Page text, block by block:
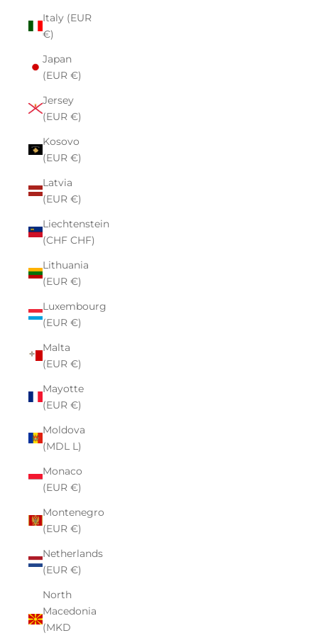
Italy (EUR
€)
Japan
(EUR €)
Jersey
(EUR €)
Kosovo
(EUR €)
Latvia
(EUR €)
Liechtenstein
(CHF CHF)
Lithuania
(EUR €)
Luxembourg
(EUR €)
Malta
(EUR €)
Mayotte
(EUR €)
Moldova
(MDL L)
Monaco
(EUR €)
Montenegro
(EUR €)
Netherlands
(EUR €)
North
Macedonia
(MKD